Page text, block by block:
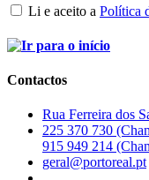
Li e aceito a Política
Contactos
Rua Ferreira dos
225 370 730
915 949 214
geral@portoreal.pt